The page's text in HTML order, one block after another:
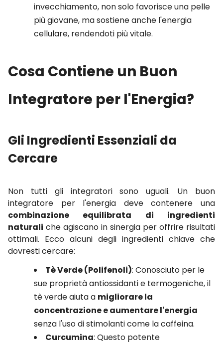
invecchiamento, non solo favorisce una pelle
più giovane, ma sostiene anche l'energia
cellulare, rendendoti più vitale.
Cosa Contiene un Buon
Integratore per l'Energia?
Gli Ingredienti Essenziali da
Cercare
Non tutti gli integratori sono uguali. Un buon
integratore per l'energia deve contenere una
combinazione equilibrata di ingredienti
naturali che agiscano in sinergia per offrire risultati
ottimali. Ecco alcuni degli ingredienti chiave che
dovresti cercare:
Tè Verde (Polifenoli): Conosciuto per le
sue proprietà antiossidanti e termogeniche, il
tè verde aiuta a migliorare la
concentrazione e aumentare l'energia
senza l'uso di stimolanti come la caffeina.
Curcumina: Questo potente